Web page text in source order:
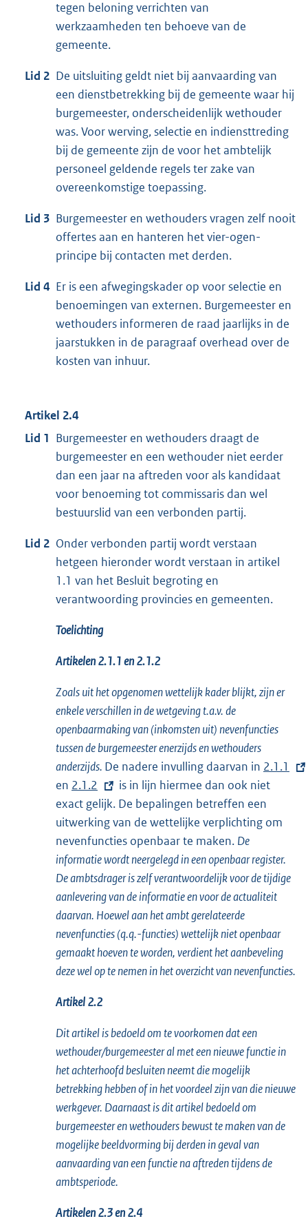
tegen beloning verrichten van
werkzaamheden ten behoeve van de
gemeente.
Lid 2 De uitsluiting geldt niet bij aanvaarding van
een dienstbetrekking bij de gemeente waar hij
burgemeester, onderscheidenlijk wethouder
was. Voor werving, selectie en indiensttreding
bij de gemeente zijn de voor het ambtelijk
personeel geldende regels ter zake van
overeenkomstige toepassing.
Lid 3 Burgemeester en wethouders vragen zelf nooit
offertes aan en hanteren het vier-ogen-
principe bij contacten met derden.
Lid 4 Er is een afwegingskader op voor selectie en
benoemingen van externen. Burgemeester en
wethouders informeren de raad jaarlijks in de
jaarstukken in de paragraaf overhead over de
kosten van inhuur.
Artikel 2.4
Lid 1 Burgemeester en wethouders draagt de
burgemeester en een wethouder niet eerder
dan een jaar na aftreden voor als kandidaat
voor benoeming tot commissaris dan wel
bestuurslid van een verbonden partij.
Lid 2 Onder verbonden partij wordt verstaan
hetgeen hieronder wordt verstaan in artikel
1.1 van het Besluit begroting en
verantwoording provincies en gemeenten.
Toelichting
Artikelen 2.1.1 en 2.1.2
Zoals uit het opgenomen wettelijk kader blijkt, zijn er
enkele verschillen in de wetgeving t.a.v. de
openbaarmaking van (inkomsten uit) nevenfuncties
tussen de burgemeester enerzijds en wethouders
anderzijds. De nadere invulling daarvan in E
x
t
e
n
e
l
n
k
:
2.1.1
en E
x
t
e
r
n
e
l
i
n
k
2.1.2
is in lijn hiermee dan ook niet
exact gelijk. De bepalingen betreffen een
uitwerking van de wettelijke verplichting om
nevenfuncties openbaar te maken. De
informatie wordt neergelegd in een openbaar register.
De ambtsdrager is zelf verantwoordelijk voor de tijdige
aanlevering van de informatie en voor de actualiteit
daarvan. Hoewel aan het ambt gerelateerde
nevenfuncties (q.q.-functies) wettelijk niet openbaar
gemaakt hoeven te worden, verdient het aanbeveling
deze wel op te nemen in het overzicht van nevenfuncties.
Artikel 2.2
Dit artikel is bedoeld om te voorkomen dat een
wethouder/burgemeester al met een nieuwe functie in
het achterhoofd besluiten neemt die mogelijk
betrekking hebben of in het voordeel zijn van die nieuwe
werkgever. Daarnaast is dit artikel bedoeld om
burgemeester en wethouders bewust te maken van de
mogelijke beeldvorming bij derden in geval van
aanvaarding van een functie na aftreden tijdens de
ambtsperiode.
Artikelen 2.3 en 2.4